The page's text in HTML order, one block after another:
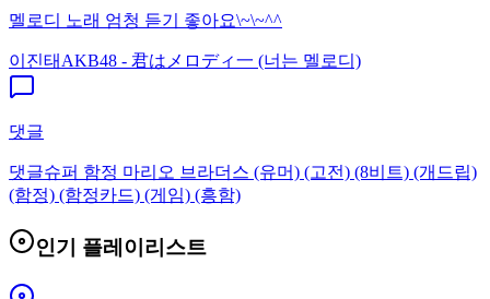
멜로디 노래 엄청 듣기 좋아요\~\~^^
이진태 AKB48 - 君はメロディ一 (너는 멜로디)
댓글
댓글슈퍼 함정 마리오 브라더스 (유머) (고전) (8비트) (개드립)
(함정) (함정카드) (게임) (흥함)
인기 플레이리스트